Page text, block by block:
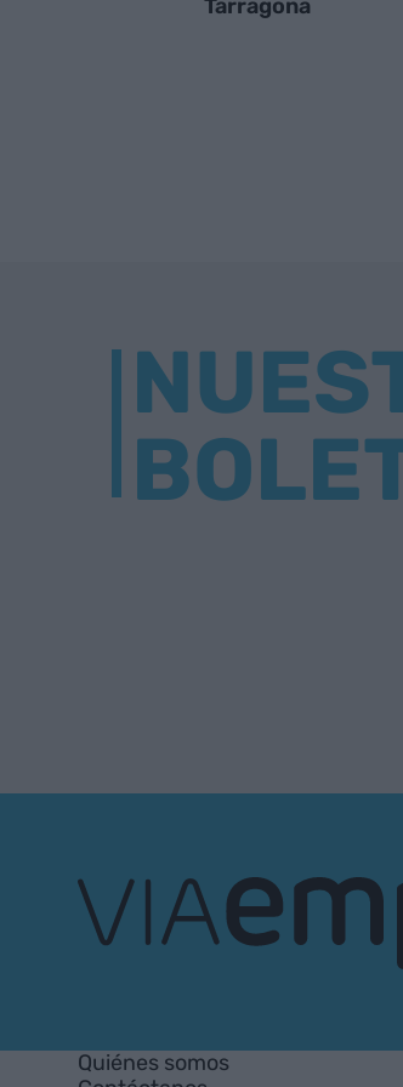
Tarragona
Quiénes somos